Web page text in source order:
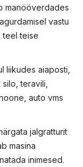
manööverdades
vastu
teel teise
liikudes aiaposti,
teravili,
auto vms
jalgratturit
masina
inimesed.